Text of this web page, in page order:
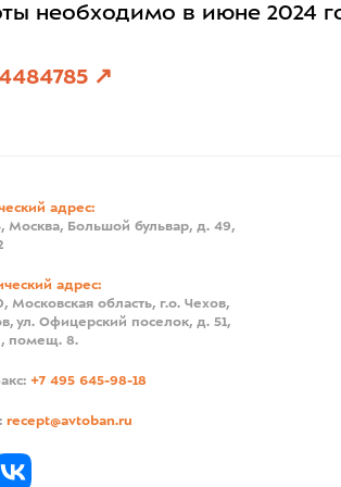
необходимо в июне 2024
адрес:
Москва, Большой бульвар, д. 49,
адрес:
Московская область, г.о. Чехов,
ул. Офицерский поселок, д. 51,
помещ. 8.
+7 495 645-98-18
recept@avtoban.ru